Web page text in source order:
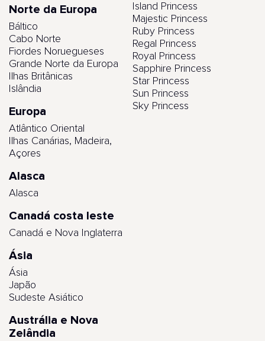
Norte da Europa
Báltico
Cabo Norte
Fiordes Noruegueses
Grande Norte da Europa
Ilhas Britânicas
Islândia
Europa
Atlântico Oriental
Ilhas Canárias, Madeira,
Açores
Alasca
Alasca
Canadá costa leste
Canadá e Nova Inglaterra
Ásia
Ásia
Japão
Sudeste Asiático
Austrália e Nova
Zelândia
Island Princess
Majestic Princess
Ruby Princess
Regal Princess
Royal Princess
Sapphire Princess
Star Princess
Sun Princess
Sky Princess